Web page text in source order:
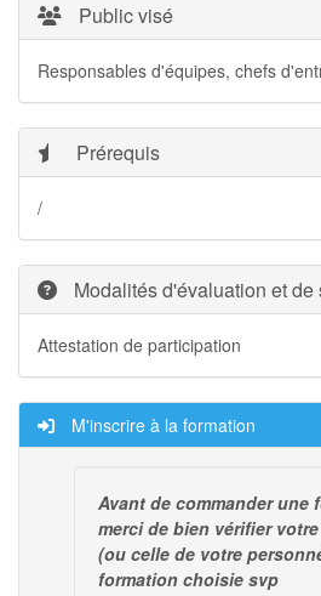
Public visé
Responsables d'équipes, chefs
Prérequis
/
Modalités d'évaluation et de
Attestation de participation
M'inscrire à la formation
Avant de commander une
merci de bien vérifier
(ou celle de votre
formation choisie svp